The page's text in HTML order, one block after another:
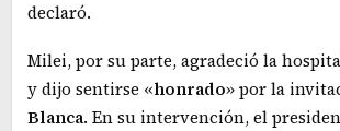
declaró.
Milei, por su parte, agradeció la
y dijo sentirse «honrado» por la
Blanca. En su intervención, el